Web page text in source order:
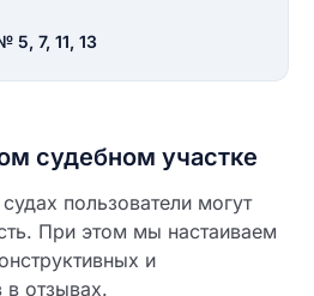
5, 7, 11, 13
судебном участке
пользователи могут
При этом мы настаиваем
и
отзывах.